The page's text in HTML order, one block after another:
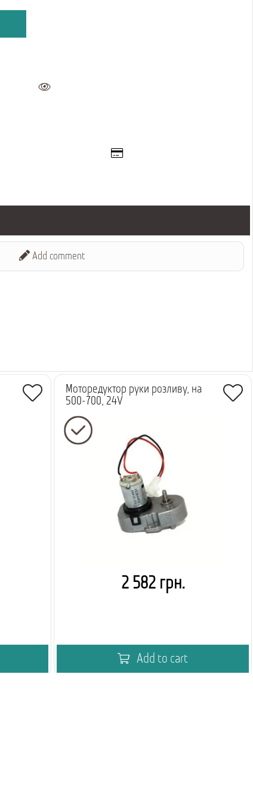
Add comment
Моторедуктор руки розливу, на
500-700, 24V
2 582 грн.
Add to cart